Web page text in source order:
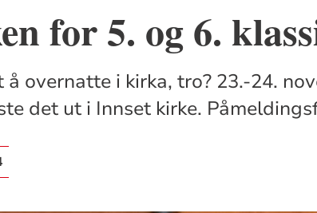
for 5. og 6.
overnatte i kirka, tro? 23.-24.
det ut i Innset kirke.